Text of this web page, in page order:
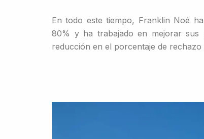
En todo este tiempo, Franklin Noé
80% y ha trabajado en mejorar
reducción en el porcentaje de